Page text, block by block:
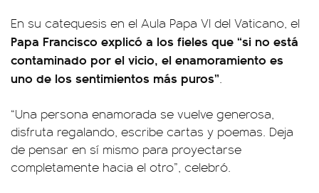
En su catequesis en el Aula Papa VI del Vaticano, el
Papa Francisco explicó a los fieles que “si no está
contaminado por el vicio, el enamoramiento es
uno de los sentimientos más puros”.
“Una persona enamorada se vuelve generosa,
disfruta regalando, escribe cartas y poemas. Deja
de pensar en sí mismo para proyectarse
completamente hacia el otro”, celebró.